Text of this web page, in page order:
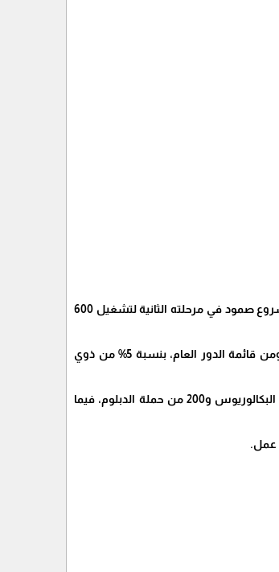
قال م. إيهاب الغصين وكيل الوزارة:" أقرت لجنة متابعة العمل الحكومي في جلستها الأسبوعية اليوم البدء بتنفيذ مشروع صمود في مرحلته الثانية لتشغيل 600
وأضاف الغصين إنه سيستفيد من المشروع الخريجون المسجلون عبر رابط تحديث بيانات قوى العمل ورابط الجودة، ومن قائمة الدور العام، بنسبة 5% من ذوي
وأشار إلى أنه المشروع يستهدف الخريجين والخريجات من كلا الجنسين وجميع التخصصات بواقع 400 خريج من حملة البكالوريوس و200 من حملة الدبلوم، فيما
عمل.